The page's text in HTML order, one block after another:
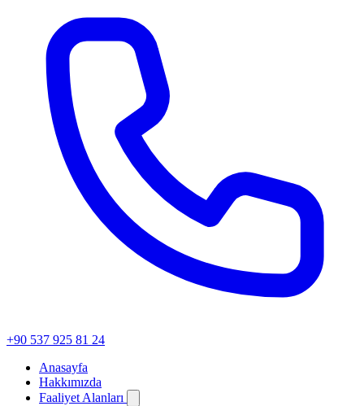
+90 537 925 81 24
Anasayfa
Hakkımızda
Faaliyet Alanları